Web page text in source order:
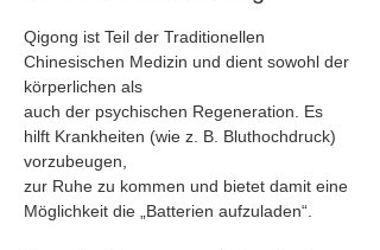
Qigong ist Teil der Traditionellen
Chinesischen Medizin und dient sowohl der
körperlichen als
auch der psychischen Regeneration. Es
hilft Krankheiten (wie z. B. Bluthochdruck)
vorzubeugen,
zur Ruhe zu kommen und bietet damit eine
Möglichkeit die „Batterien aufzuladen“.